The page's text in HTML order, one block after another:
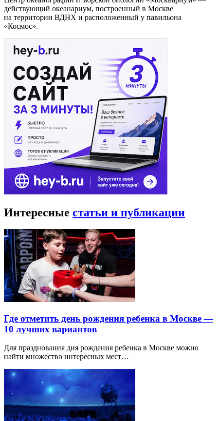
Центр океанографии и морской биологии
«Москвариум»
Центр океанографии и морской биологии «Москвариум» —
действующий океанариум, построенный в Москве
на территории ВДНХ и расположенный у павильона
«Космос».
Интересныестатьи и публикации